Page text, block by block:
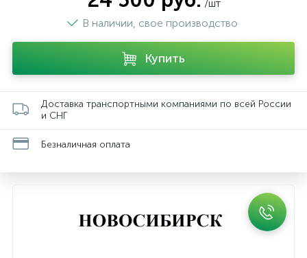
/шт
В наличии, свое производство
Купить
Доставка транспортными компаниями по всей России
и СНГ
Безналичная оплата